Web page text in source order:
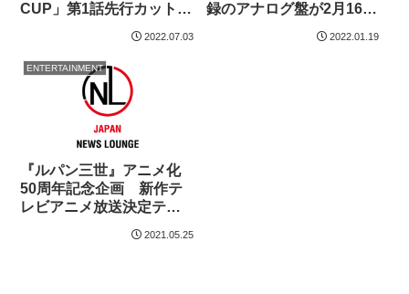
CUP」第1話先行カット＆
ーマがアメリカ代表！？
2022.07.03
録のアナログ盤が2月16日
トがジャケットに
2022.01.19
ENTERTAINMENT
『ルパン三世』アニメ化
50周年記念企画 新作テ
レビアニメ放送決定ティ
2021.05.25